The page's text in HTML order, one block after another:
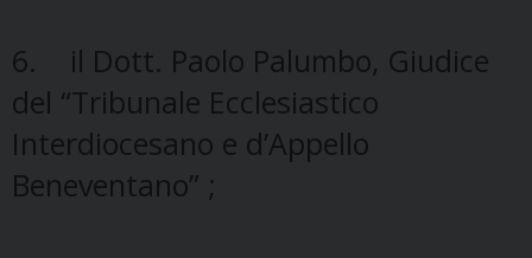
6. il Dott. Paolo Palumbo, Giudice
del “Tribunale Ecclesiastico
Interdiocesano e d’Appello
Beneventano” ;